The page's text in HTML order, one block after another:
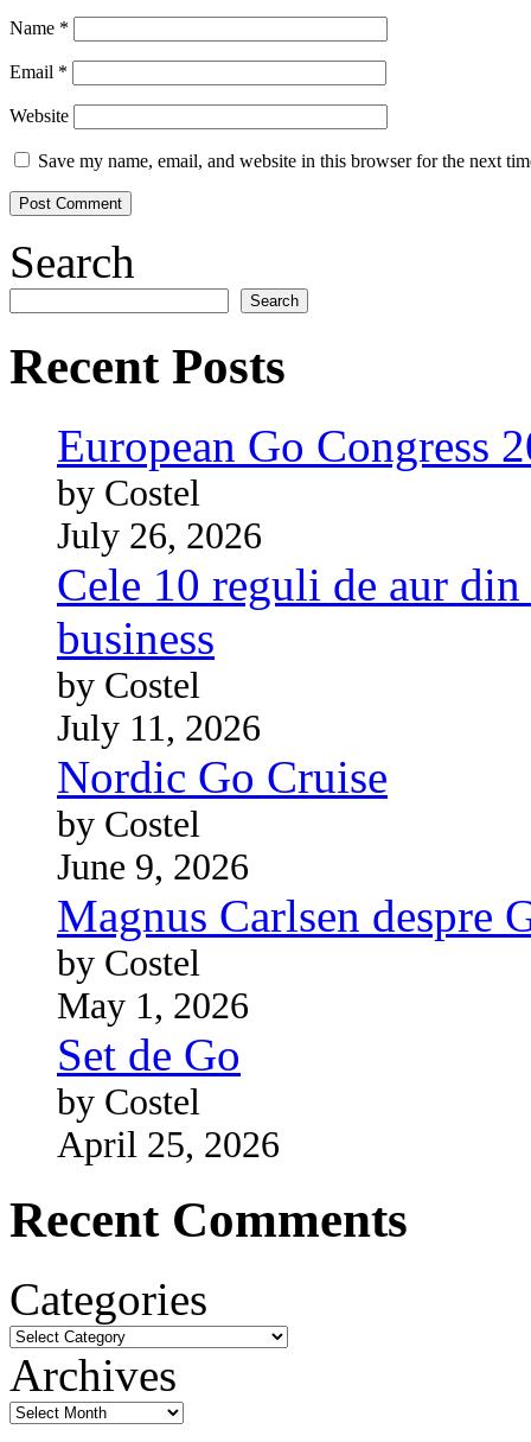
Name *
Email *
Website
Save my name, email, and website in this browser for the next
Search
Search
Recent Posts
European Go Congress
by Costel
July 26, 2026
Cele 10 reguli de aur
business
by Costel
July 11, 2026
Nordic Go Cruise
by Costel
June 9, 2026
Magnus Carlsen despre
by Costel
May 1, 2026
Set de Go
by Costel
April 25, 2026
Recent Comments
Categories
Archives